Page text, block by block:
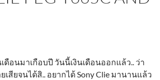
ดือนมาเกือบปี วันนี้เงินเดือนออกแล้ว.. ว่า
เสียจนได้สิ.. อยากได้ Sony Clie มานานแล้ว